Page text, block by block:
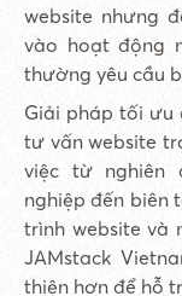
website nhưng
vào hoạt động
thường yêu cầu
Giải pháp tối ưu
tư vấn website
việc từ nghiên
nghiệp đến biên
trình website và
JAMstack
thiện hơn để hỗ